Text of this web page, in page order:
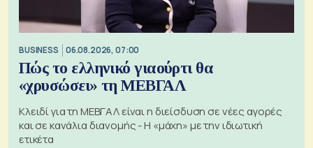
BUSINESS 06.08.2026, 07:00
Πώς το ελληνικό γιαούρτι θα
«χρυσώσει» τη ΜΕΒΓΑΛ
Κλειδί για τη ΜΕΒΓΑΛ είναι η διείσδυση σε νέες αγορές
και σε κανάλια διανομής - Η «μάχη» με την ιδιωτική
ετικέτα